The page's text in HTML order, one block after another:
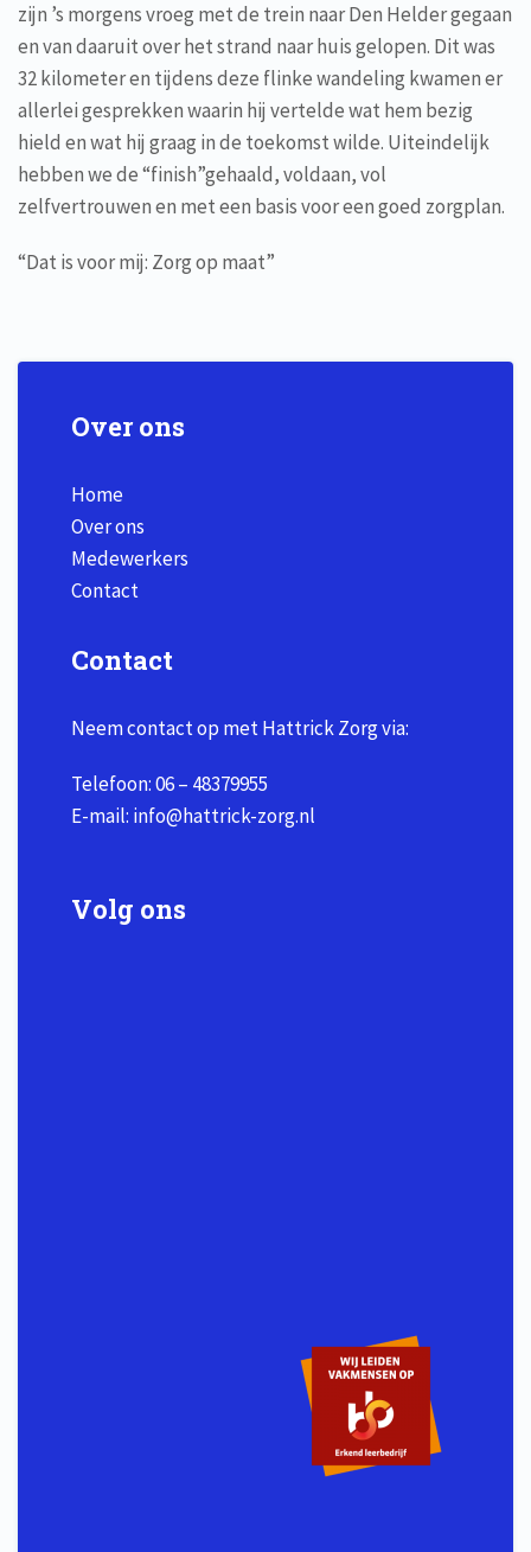
zijn ’s morgens vroeg met de trein naar Den Helder gegaan
en van daaruit over het strand naar huis gelopen. Dit was
32 kilometer en tijdens deze flinke wandeling kwamen er
allerlei gesprekken waarin hij vertelde wat hem bezig
hield en wat hij graag in de toekomst wilde. Uiteindelijk
hebben we de “finish”gehaald, voldaan, vol
zelfvertrouwen en met een basis voor een goed zorgplan.
“Dat is voor mij: Zorg op maat”
Over ons
Home
Over ons
Medewerkers
Contact
Contact
Neem contact op met Hattrick Zorg via:
Telefoon:06 – 48379955
E-mail: info@hattrick-zorg.nl
Volg ons